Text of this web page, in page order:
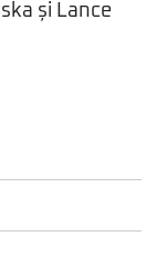
și Lance